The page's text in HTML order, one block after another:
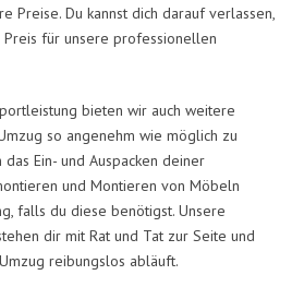
Preise. Du kannst dich darauf verlassen,
für unsere professionellen
bieten wir auch weitere
so angenehm wie möglich zu
Ein- und Auspacken deiner
und Montieren von Möbeln
falls du diese benötigst. Unsere
dir mit Rat und Tat zur Seite und
reibungslos abläuft.